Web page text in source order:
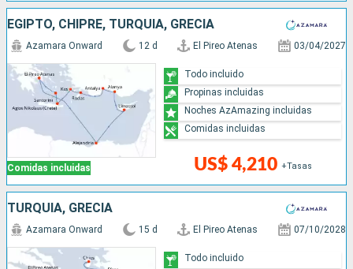
EGIPTO, CHIPRE, TURQUÍA, GRECIA
Comidas incluidas
Azamara Onward 12 d El Pireo Atenas 03/04/2027
US$ 4,210 +Tasas
Todo incluido
Propinas incluidas
Noches AzAmazing incluidas
Comidas incluidas
TURQUÍA, GRECIA
Azamara Onward 15 d El Pireo Atenas 07/10/2028
Todo incluido